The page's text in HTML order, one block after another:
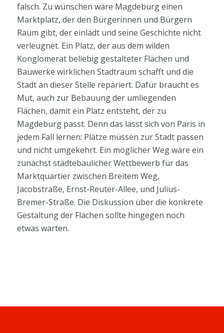
falsch. Zu wünschen wäre Magdeburg einen
Marktplatz, der den Bürgerinnen und Bürgern
Raum gibt, der einlädt und seine Geschichte nicht
verleugnet. Ein Platz, der aus dem wilden
Konglomerat beliebig gestalteter Flächen und
Bauwerke wirklichen Stadtraum schafft und die
Stadt an dieser Stelle repariert. Dafür braucht es
Mut, auch zur Bebauung der umliegenden
Flächen, damit ein Platz entsteht, der zu
Magdeburg passt. Denn das lässt sich von Paris in
jedem Fall lernen: Plätze müssen zur Stadt passen
und nicht umgekehrt. Ein möglicher Weg wäre ein
zunächst städtebaulicher Wettbewerb für das
Marktquartier zwischen Breitem Weg,
Jacobstraße, Ernst-Reuter-Allee, und Julius-
Bremer-Straße. Die Diskussion über die konkrete
Gestaltung der Flächen sollte hingegen noch
etwas warten.